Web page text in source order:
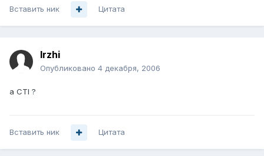
Вставить ник Цитата
Irzhi
Опубликовано 4 декабря, 2006
а CTI ?
Вставить ник Цитата